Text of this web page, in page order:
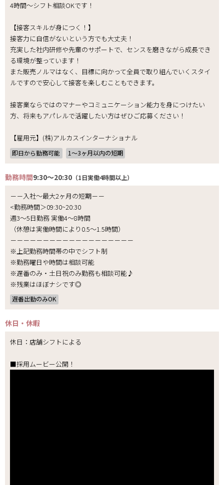
4時間～シフト相談OKです！
【接客スキルが身につく！】
接客力に自信がないという方でも大丈夫！
充実した社内研修や先輩のサポートで、センスを磨きながら成長でき
る環境が整っています！
また販売ノルマはなく、目標に向かって全員で取り組んでいくスタイ
ルですので安心して接客を楽しむこともできます。
接客業ならではのマナーやコミュニケーション能力を身につけたい
方、将来もアパレルで活躍したい方はぜひご応募ください！
【雇用元】(株)アルカスインターナショナル
即日から勤務可能 1〜3ヶ月以内の短期
勤務時間9:30～20:30 （1日実働4時間以上）
－－入社～最大2ヶ月の短期－－
<勤務時間＞09:30~20:30
週3～5日勤務 実働4～8時間
（休憩は実働時間により0.5～1.5時間）
－－－－－－－－－－－－－－－－－－－
※上記勤務時間帯の中でシフト制
※勤務曜日や時間は相談可能
※遅番のみ・土日祝のみ勤務も相談可能♪
※残業はほぼナシです◎
遅番出勤のみOK
休日・休暇
休日：店舗シフトによる
■採用ムービー公開！